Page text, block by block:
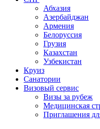
Абхазия
Азербайджан
Армения
Белоруссия
Грузия
Казахстан
Узбекистан
Круиз
Санатории
Визовый сервис
Визы за рубеж
Медицинская
Приглашения